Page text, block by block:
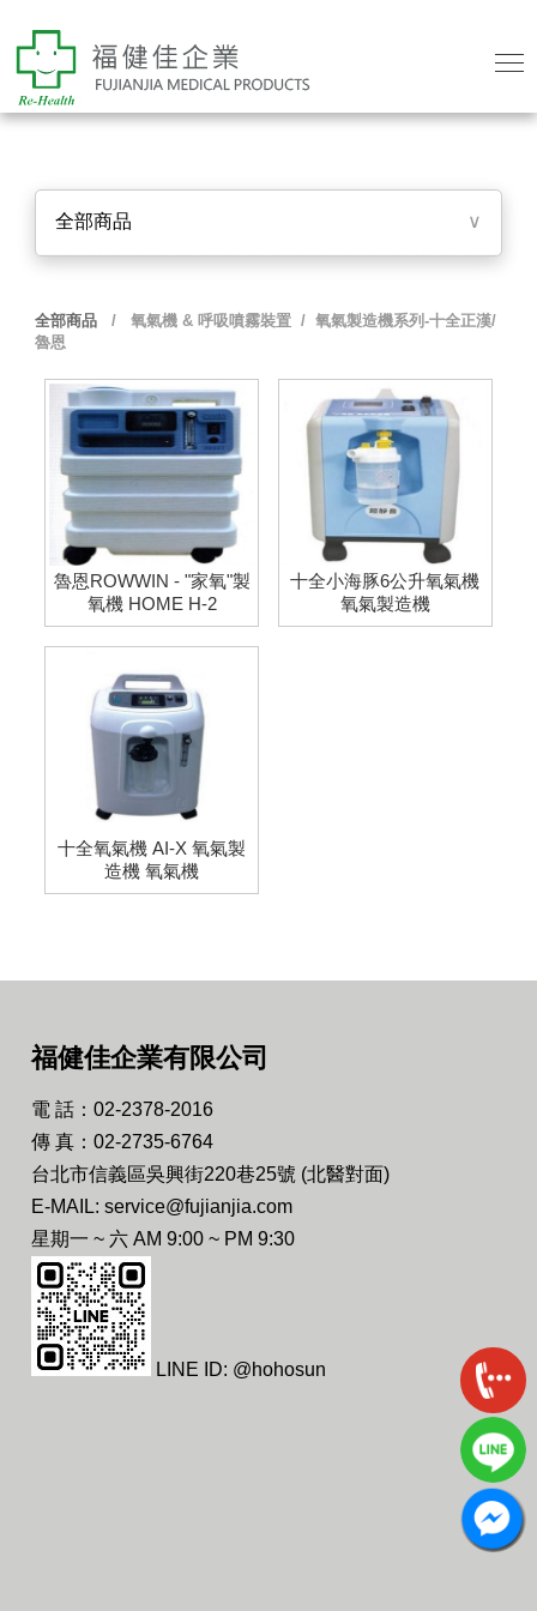
全部商品 ∨
全部商品 / 氧氣機 & 呼吸噴霧裝置 / 氧氣製造機系列-十全正漢/
魯恩
魯恩ROWWIN - "家氧"製
氧機 HOME H-2
十全小海豚6公升氧氣機
氧氣製造機
十全氧氣機 AI-X 氧氣製
造機 氧氣機
福健佳企業有限公司
電 話：02-2378-2016
傳 真：02-2735-6764
台北市信義區吳興街220巷25號 (北醫對面)
E-MAIL: service@fujianjia.com
星期一 ~ 六 AM 9:00 ~ PM 9:30
LINE ID: @hohosun